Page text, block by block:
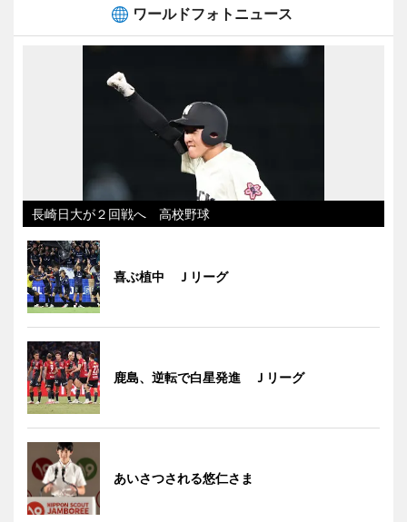
ワールドフォトニュース
長崎日大が２回戦へ 高校野球
喜ぶ植中 Ｊリーグ
鹿島、逆転で白星発進 Ｊリーグ
あいさつされる悠仁さま